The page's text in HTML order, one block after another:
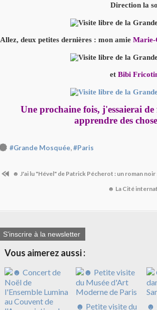
Direction la
Allez, deux petites dernières : mon amie Marie-
et Bibi
Une prochaine fois, j'essaierai
apprendre des
#Grande Mosquée,#Paris
☻ J'ai lu "Hével" de Patrick Pécherot : un roman
☻ La Cité
S'inscrire à la newsletter
Vous aimerez aussi :
☻ Petite visite du ☻